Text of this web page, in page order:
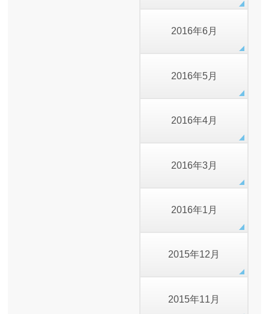
2016年6月
2016年5月
2016年4月
2016年3月
2016年1月
2015年12月
2015年11月